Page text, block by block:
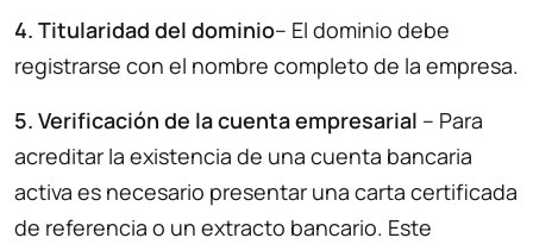
4. Titularidad del dominio– El dominio debe
registrarse con el nombre completo de la empresa.
5. Verificación de la cuenta empresarial – Para
acreditar la existencia de una cuenta bancaria
activa es necesario presentar una carta certificada
de referencia o un extracto bancario. Este